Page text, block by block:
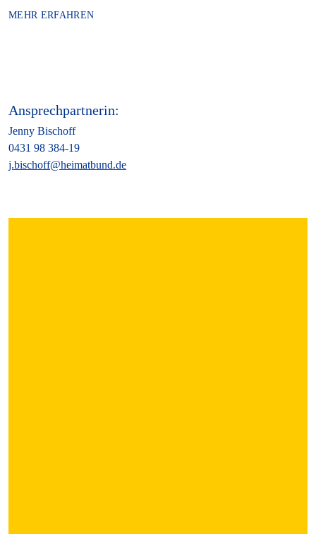
MEHR ERFAHREN
Ansprechpartnerin:
Jenny Bischoff
0431 98 384-19
j.bischoff@heimatbund.de